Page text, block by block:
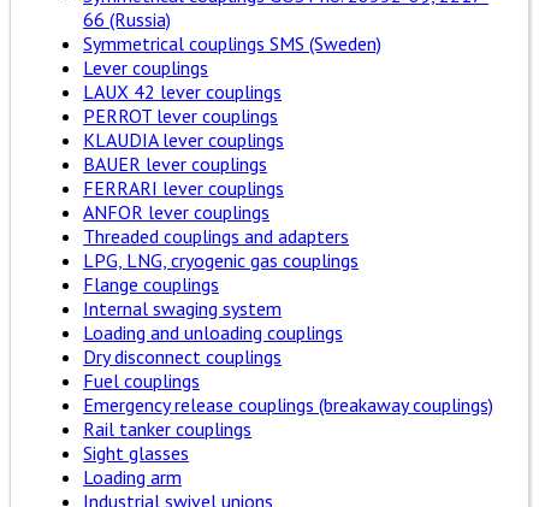
66 (Russia)
Symmetrical couplings SMS (Sweden)
Lever couplings
LAUX 42 lever couplings
PERROT lever couplings
KLAUDIA lever couplings
BAUER lever couplings
FERRARI lever couplings
ANFOR lever couplings
Threaded couplings and adapters
LPG, LNG, cryogenic gas couplings
Flange couplings
Internal swaging system
Loading and unloading couplings
Dry disconnect couplings
Fuel couplings
Emergency release couplings (breakaway couplings)
Rail tanker couplings
Sight glasses
Loading arm
Industrial swivel unions